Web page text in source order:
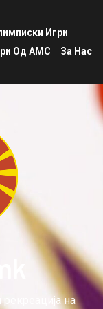
Игри
Од АМС За Нас
на